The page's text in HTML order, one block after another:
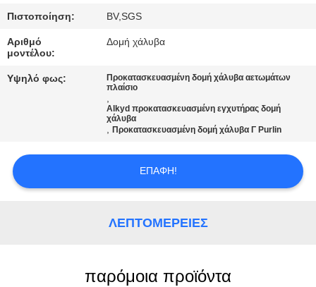
ΈΛΕΓΧΟΣ
ΠΟΙΌΤΗΤΑΣ
ΕΠΙΚΟΙΝΩΝΉΣΤΕ
ΜΑΣ
Πιστοποίηση: BV,SGS
Αριθμό
μοντέλου:
Δομή χάλυβα
Υψηλό φως:
Προκατασκευασμένη δομή χάλυβα αετωμάτων
πλαίσιο
,
Alkyd προκατασκευασμένη εγχυτήρας δομή
χάλυβα
,Προκατασκευασμένη δομή χάλυβα Γ Purlin
ΕΠΑΦΉ!
ΛΕΠΤΟΜΈΡΕΙΕΣ
παρόμοια προϊόντα